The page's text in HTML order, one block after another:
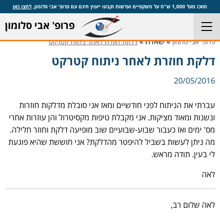
חסכו מעל 1,000 ש"ח על משקפיים ועדשות וקבעו ייעוץ חינם עם פרופ' אבי סלומון, לחצו כאן
פרופ' אבי סלומון
פרופ' אבי סלומון» שאלה »דלקת חוזרת לאחר ניתוח קטרקט
דלקת חוזרת לאחר ניתוח קטרקט
20/05/2016
עברתי את הניתוח לפני חודשיים ומאז אני סובלת מדלקות חוזרות
ונשנות ומאוד מציקות. אני מקבלת טיפות מקסיטרול והן עוזרות אחרי
מס' ימים ואז כעבור שבוע-שבועיים שוב מופיעה דלקת וחוזר חלילה.
מה ניתן לעשות בשביל להיפטר מהדלקת? אני חוששת שהיא פוגעת
לי בעין. תודה מראש.
לאה
לאה שלום רב,